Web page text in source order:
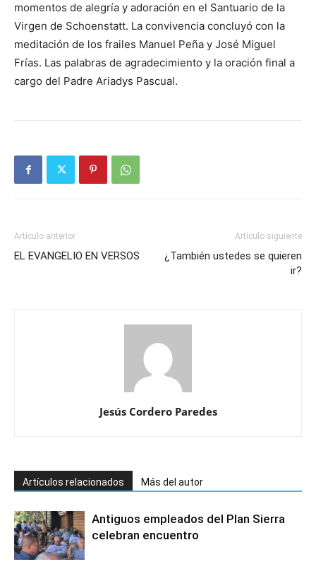
momentos de alegría y adoración en el Santuario de la
Virgen de Schoenstatt. La convivencia concluyó con la
meditación de los frailes Manuel Peña y José Miguel
Frías. Las palabras de agradecimiento y la oración final a
cargo del Padre Ariadys Pascual.
Artículo anterior
EL EVANGELIO EN VERSOS
Artículo siguiente
¿También ustedes se quieren
ir?
Jesús Cordero Paredes
Artículos relacionados Más del autor
Antiguos empleados del Plan Sierra
celebran encuentro